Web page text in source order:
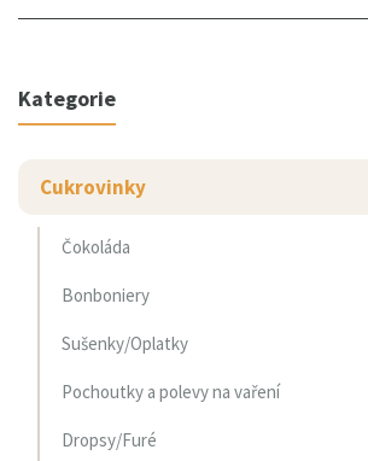
Kategorie
Cukrovinky
Čokoláda
Bonboniery
Sušenky/Oplatky
Pochoutky a polevy na vaření
Dropsy/Furé